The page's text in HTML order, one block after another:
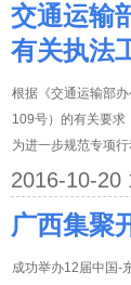
交通运输
有关执法
根据《交通运输部
109号）的有关要求
为进一步规范专项
2016-10-20
广西集聚
成功举办12届中国-